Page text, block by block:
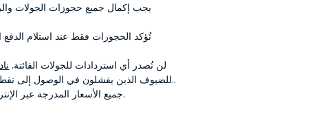
تُؤكد الحجوزات فقط عند استلام
لن تُصدر أي استردادات للجولات الفائتة.
للضيوف الذين يفشلون في الوصول إلى نقطة الالتقاء المحددة في الوقت المحدد..
جميع الأسعار المدرجة عبر الإنترنت عرضة للتغيير دون إشعار مسبق.